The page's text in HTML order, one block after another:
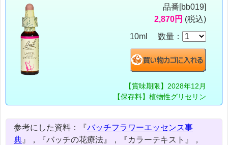
品番[bb019]
2,870円 (税込)
10ml 数量：
【賞味期限】2028年12月
【保存料】植物性グリセリン
参考にした資料：『バッチフラワーエッセンス事
典 』，『バッチの花療法』，『カラーテキスト』，